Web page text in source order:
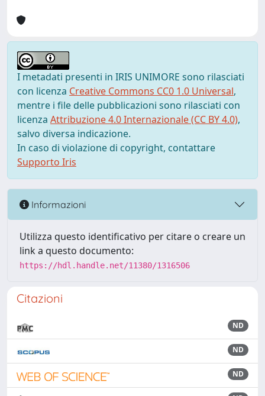
I metadati presenti in IRIS UNIMORE sono rilasciati
con licenza Creative Commons CC0 1.0 Universal,
mentre i file delle pubblicazioni sono rilasciati con
licenza Attribuzione 4.0 Internazionale (CC BY 4.0),
salvo diversa indicazione.
In caso di violazione di copyright, contattare
Supporto Iris
Informazioni
Utilizza questo identificativo per citare o creare un
link a questo documento:
https://hdl.handle.net/11380/1316506
Citazioni
ND
ND
ND